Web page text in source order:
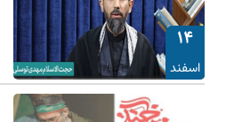
۱۴
اسفند